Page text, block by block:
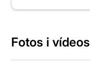
Fotos i vídeos